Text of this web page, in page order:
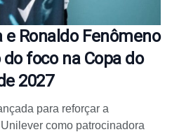
e Ronaldo Fenômeno
foco na Copa do
2027
para reforçar a
como patrocinadora